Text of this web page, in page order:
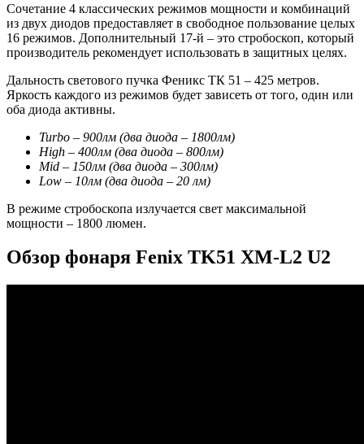
Сочетание 4 классических режимов мощности и комбинаций
из двух диодов предоставляет в свободное пользование целых
16 режимов. Дополнительный 17-й – это стробоскоп, который
производитель рекомендует использовать в защитных целях.
Дальность светового пучка Феникс ТК 51 – 425 метров.
Яркость каждого из режимов будет зависеть от того, один или
оба диода активны.
Turbo – 900лм (два диода – 1800лм)
High – 400лм (два диода – 800лм)
Mid – 150лм (два диода – 300лм)
Low – 10лм (два диода – 20 лм)
В режиме стробоскопа излучается свет максимальной
мощности – 1800 люмен.
Обзор фонаря Fenix TK51 XM-L2 U2